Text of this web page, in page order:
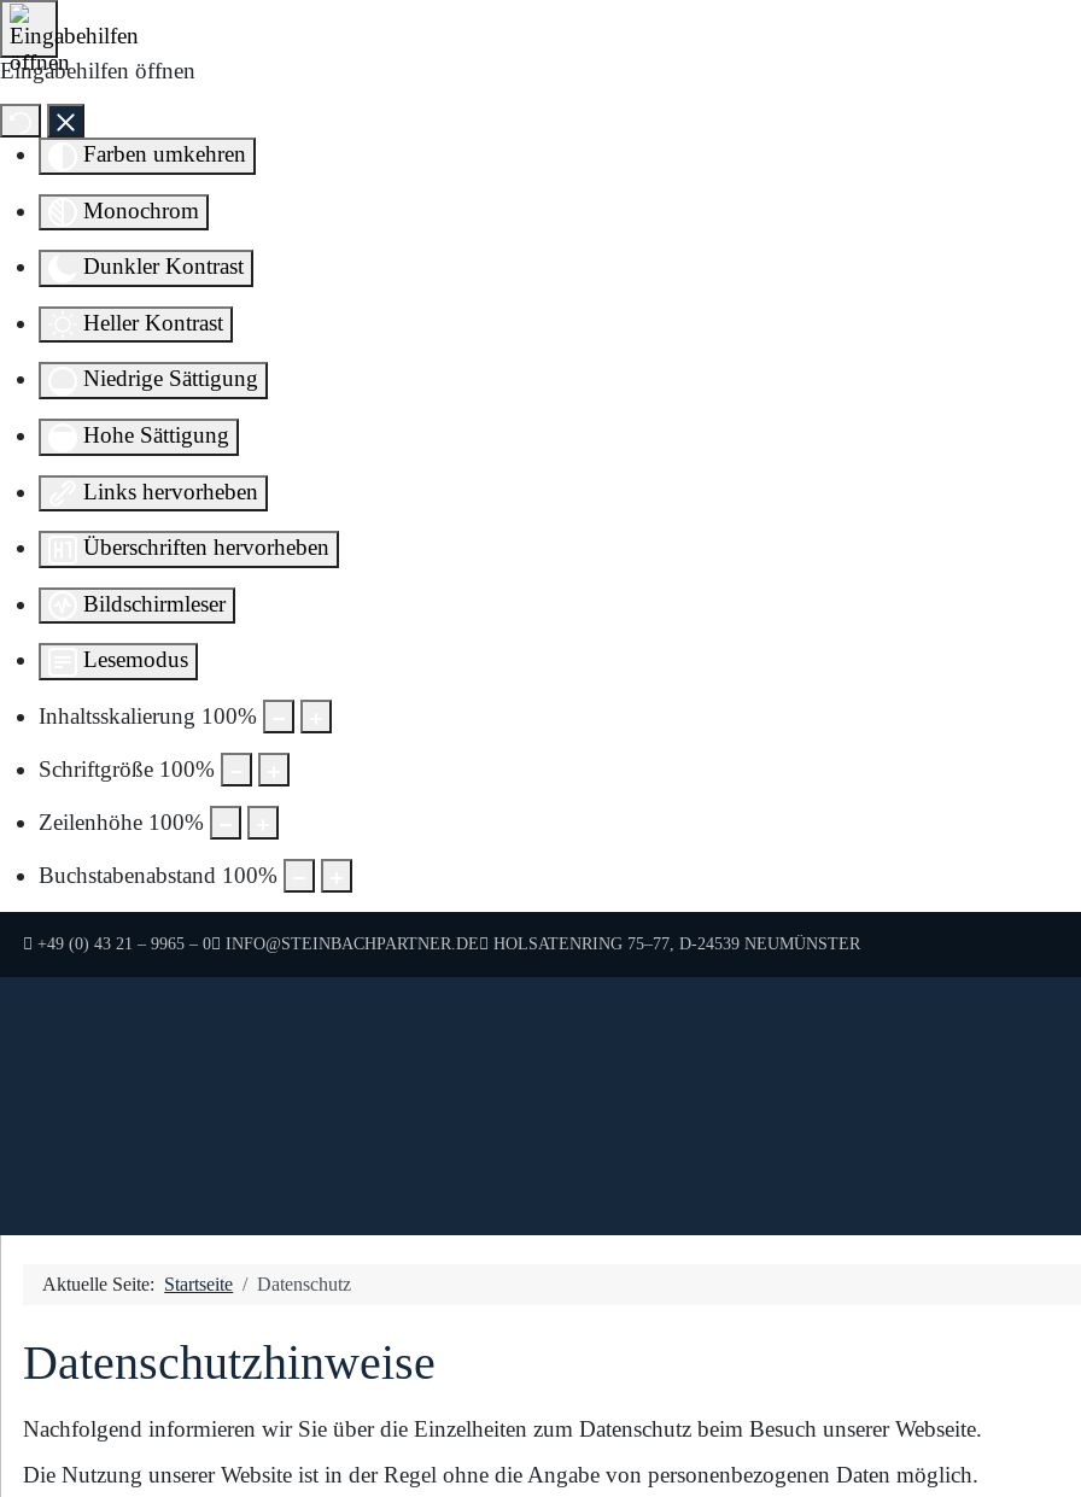
Eingabehilfen öffnen
Farben umkehren
Monochrom
Dunkler Kontrast
Heller Kontrast
Niedrige Sättigung
Hohe Sättigung
Links hervorheben
Überschriften hervorheben
Bildschirmleser
Lesemodus
Inhaltsskalierung 100%
Schriftgröße 100%
Zeilenhöhe 100%
Buchstabenabstand 100%
Direkt zum Inhalt springen
TELEFON:
+49 (0) 43 21 – 9965 – 0 E-MAIL:
INFO@STEINBACHPARTNER.DE HOLSATENRING 75–77, D-24539 NEUMÜNSTER
Aktuelle Seite: Startseite Datenschutz
Datenschutzhinweise
Nachfolgend informieren wir Sie über die Einzelheiten zum Datenschutz beim Besuch unserer Webseite.
Die Nutzung unserer Website ist in der Regel ohne die Angabe von personenbezogenen Daten möglich.